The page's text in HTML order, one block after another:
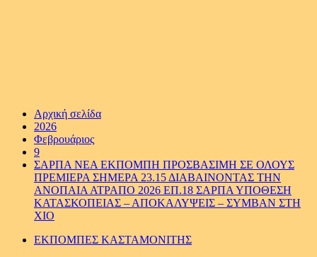
Αρχική σελίδα
2026
Φεβρουάριος
9
ΣΑΡΠΑ ΝΕΑ ΕΚΠΟΜΠΗ ΠΡΟΣΒΑΣΙΜΗ ΣΕ ΟΛΟΥΣ
ΠΡΕΜΙΕΡΑ ΣΗΜΕΡΑ 23.15 ΔΙΑΒΑΙΝΟΝΤΑΣ ΤΗΝ
ΑΝΟΠΑΙΑ ΑΤΡΑΠΟ 2026 ΕΠ.18 ΣΑΡΠΑ ΥΠΟΘΕΣΗ
ΚΑΤΑΣΚΟΠΕΙΑΣ – ΑΠΟΚΑΛΥΨΕΙΣ – ΣΥΜΒΑΝ ΣΤΗ
ΧΙΟ
ΕΚΠΟΜΠΕΣ ΚΑΣΤΑΜΟΝΙΤΗΣ